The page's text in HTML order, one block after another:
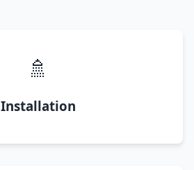
🚿
Installation